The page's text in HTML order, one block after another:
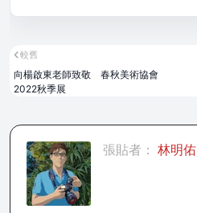
較舊
向楊啟東老師致敬 春秋美術協會
2022秋季展
張貼者： 林明佑